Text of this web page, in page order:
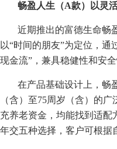
畅盈人生（A款）以灵
近期推出的富德生命畅
以“时间的朋友”为定位，
现金流”，兼具稳健性和安
在产品基础设计上，畅
（含）至75周岁（含）的
充养老资金，均能找到适配
年交五种选择，客户可根据